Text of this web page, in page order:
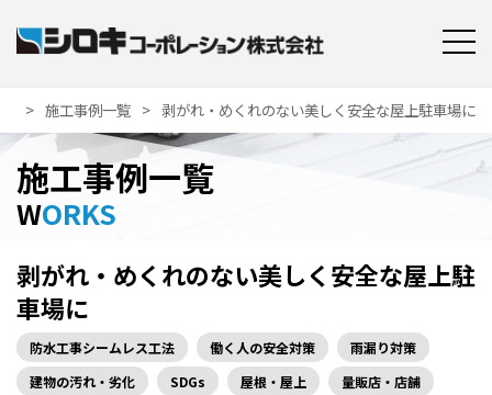
施工事例一覧 剥がれ・めくれのない美しく安全な屋上駐車場に
施工事例一覧
WORKS
剥がれ・めくれのない美しく安全な屋上駐
車場に
防水工事シームレス工法 働く人の安全対策
雨漏り対策
建物の汚れ・劣化
SDGs 屋根・屋上 量販店・店舗